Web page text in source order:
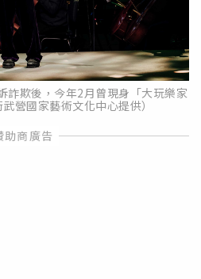
詐欺後，今年2月曾現身「大玩樂家
營國家藝術文化中心提供）